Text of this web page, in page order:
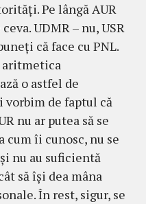
Pe lângă AUR
UDMR – nu, USR
că face cu PNL.
aritmetica
o astfel de
vorbim de faptul că
nu ar putea să se
îi cunosc, nu se
nu au suficientă
să își dea mâna
În rest, sigur, se